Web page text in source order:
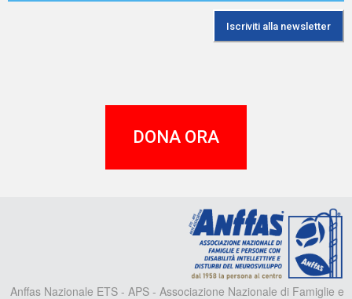
DONA ORA
Anffas Nazionale ETS - APS - Associazione Nazionale di Famiglie e